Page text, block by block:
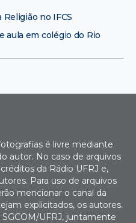
no IFCS
aula em colégio do Rio
é livre mediante
autor. No caso de arquivos
da Rádio UFRJ e,
Para uso de arquivos
mencionar o canal da
explicitados, os autores.
UFRJ, juntamente